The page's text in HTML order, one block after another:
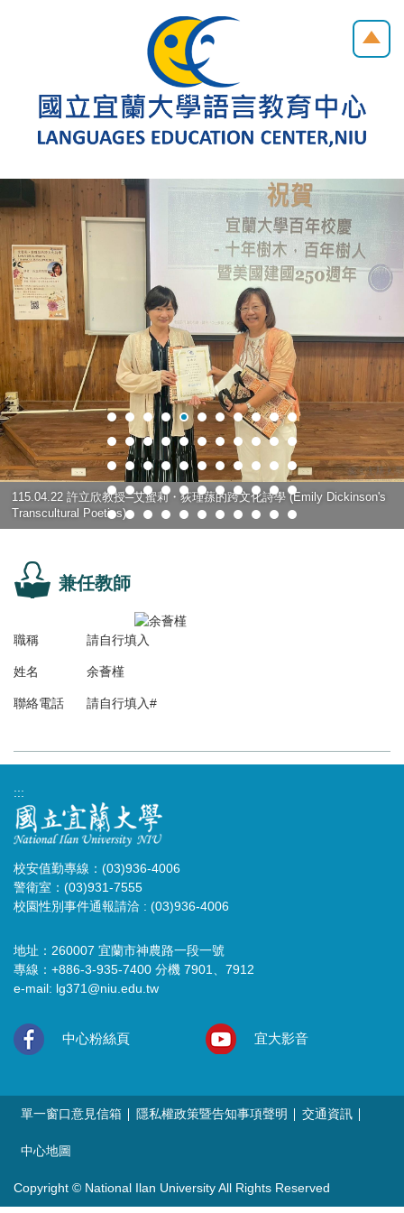
115.04.22 許立欣教授─艾蜜莉・荻瑾蓀的跨文化詩學 (Emily Dickinson's
Transcultural Poetics)
兼任教師
職稱 請自行填入
姓名 余薈槿
聯絡電話 請自行填入#
:::
校安值勤專線：(03)936-4006
警衛室：(03)931-7555
校園性別事件通報請洽 : (03)936-4006
地址：260007 宜蘭市神農路一段一號
專線：+886-3-935-7400 分機 7901、7912
e-mail: lg371@niu.edu.tw
中心粉絲頁 宜大影音
單一窗口意見信箱 隱私權政策暨告知事項聲明 交通資訊
中心地圖
Copyright © National Ilan University All Rights Reserved